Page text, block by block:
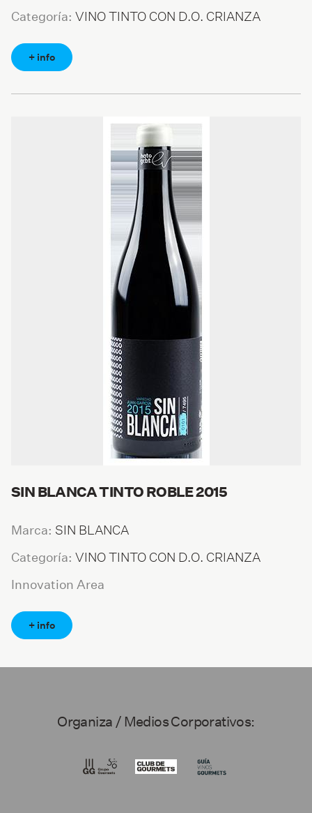
Categoría: VINO TINTO CON D.O. CRIANZA
+ info
SIN BLANCA TINTO ROBLE 2015
Marca: SIN BLANCA
Categoría: VINO TINTO CON D.O. CRIANZA
Innovation Area
+ info
Organiza / Medios Corporativos: